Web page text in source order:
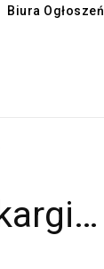
Biura Ogłoszeń